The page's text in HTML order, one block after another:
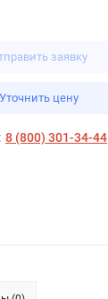
заявку
Уточнить цену
8 (800) 301-34-44